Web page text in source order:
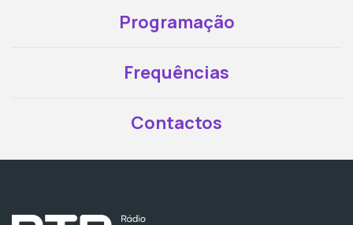
Programação
Frequências
Contactos